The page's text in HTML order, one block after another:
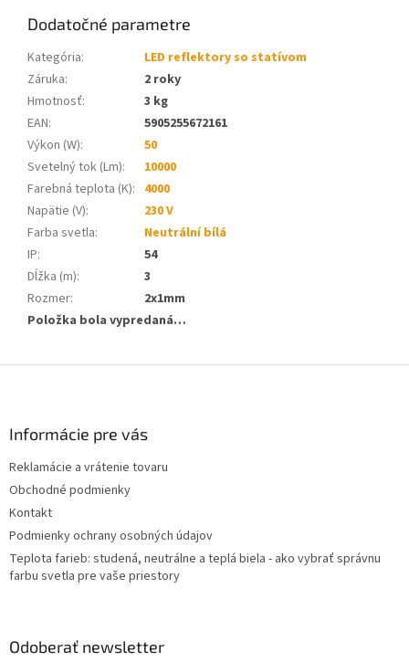
Dodatočné parametre
Kategória:
LED reflektory so statívom
Záruka:
2 roky
Hmotnosť:
3 kg
EAN:
5905255672161
Výkon (W):
50
Svetelný tok (Lm):
10000
Farebná teplota (K): 4000
Napätie (V):
230 V
Farba svetla:
Neutrální bílá
IP:
54
Dĺžka (m):
3
Rozmer:
2x1mm
Položka bola vypredaná…
Informácie pre vás
Reklamácie a vrátenie tovaru
Obchodné podmienky
Kontakt
Podmienky ochrany osobných údajov
Teplota farieb: studená, neutrálne a teplá biela - ako vybrať správnu
farbu svetla pre vaše priestory
Odoberať newsletter